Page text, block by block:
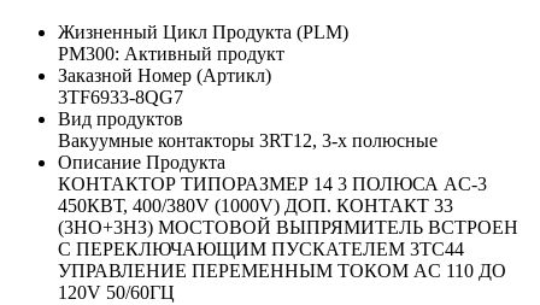
Жизненный Цикл Продукта (PLM)
PM300: Активный продукт
Заказной Номер (Артикл)
3TF6933-8QG7
Вид продуктов
Вакуумные контакторы 3RT12, 3-х полюсные
Описание Продукта
КОНТАКТОР ТИПОРАЗМЕР 14 3 ПОЛЮСА AC-3
450КВТ, 400/380V (1000V) ДОП. КОНТАКТ 33
(3НО+3НЗ) МОСТОВОЙ ВЫПРЯМИТЕЛЬ ВСТРОЕН
С ПЕРЕКЛЮЧАЮЩИМ ПУСКАТЕЛЕМ 3TC44
УПРАВЛЕНИЕ ПЕРЕМЕННЫМ ТОКОМ AC 110 ДО
120V 50/60ГЦ